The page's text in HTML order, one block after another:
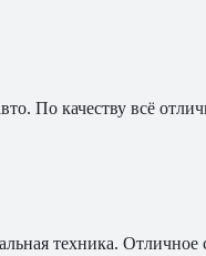
По качеству всё
техника.